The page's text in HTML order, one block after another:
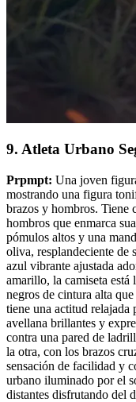
9. Atleta Urbano
Prpmpt: Una joven
mostrando una figura
brazos y hombros. Tiene
hombros que enmarca
pómulos altos y una
oliva, resplandeciente de
azul vibrante ajustada
amarillo, la camiseta está
negros de cintura alta
tiene una actitud relajada
avellana brillantes y
contra una pared de
la otra, con los brazos
sensación de facilidad y
urbano iluminado por el
distantes disfrutando del